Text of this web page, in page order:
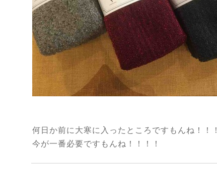
何日か前に大寒に入ったところですもんね！！！
今が一番必要ですもんね！！！！